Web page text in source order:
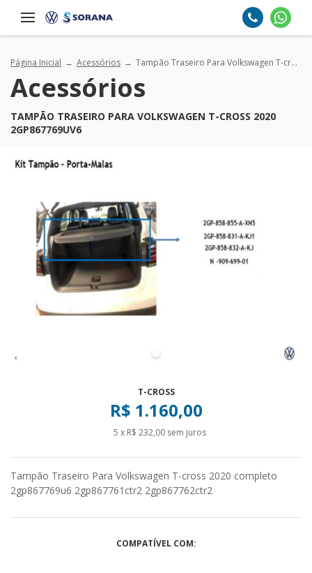
Página Inicial Acessórios Tampão Traseiro Para Volkswagen T-cross 2020 2gp867769uv6
Acessórios
TAMPÃO TRASEIRO PARA VOLKSWAGEN T-CROSS 2020
2GP867769UV6
T-CROSS
R$ 1.160,00
5 x R$ 232,00 sem juros
Tampão Traseiro Para Volkswagen T-cross 2020 completo
2gp867769u6 2gp867761ctr2 2gp867762ctr2
COMPATÍVEL COM: